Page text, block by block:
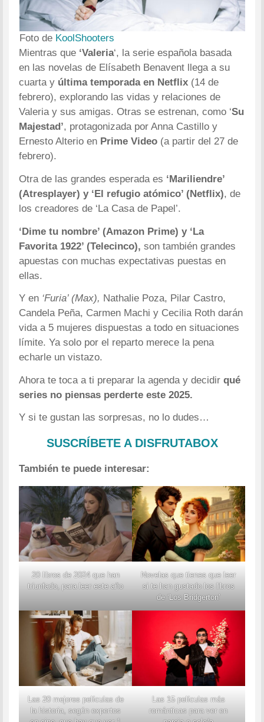
Foto de KoolShooters
Mientras que ‘Valeria‘, la serie española basada
en las novelas de Elísabeth Benavent llega a su
cuarta y última temporada en Netflix (14 de
febrero), explorando las vidas y relaciones de
Valeria y sus amigas. Otras se estrenan, como ‘Su
Majestad’, protagonizada por Anna Castillo y
Ernesto Alterio en Prime Video (a partir del 27 de
febrero).
Otra de las grandes esperada es ‘Mariliendre’
(Atresplayer) y ‘El refugio atómico’ (Netflix), de
los creadores de ‘La Casa de Papel’.
‘Dime tu nombre’ (Amazon Prime) y ‘La
Favorita 1922’ (Telecinco), son también grandes
apuestas con muchas expectativas puestas en
ellas.
Y en ‘Furia’ (Max), Nathalie Poza, Pilar Castro,
Candela Peña, Carmen Machi y Cecilia Roth darán
vida a 5 mujeres dispuestas a todo en situaciones
límite. Ya solo por el reparto merece la pena
echarle un vistazo.
Ahora te toca a ti preparar la agenda y decidirqué
series no piensas perderte este 2025.
Y si te gustan las sorpresas, no lo dudes…
SUSCRÍBETE A DISFRUTABOX
También te puede interesar:
20 libros de 2024 que han
triunfado, para leer este año
Novelas que tienes que leer
si te han gustado los libros
de ‘Los Bridgerton’
Las 20 mejores películas de
la historia, según expertos
Las 15 películas más
románticas para ver en